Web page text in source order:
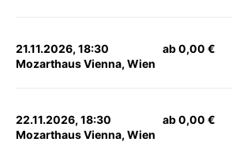
21.11.2026, 18:30
Mozarthaus Vienna, Wien
ab 0,00 €
22.11.2026, 18:30
Mozarthaus Vienna, Wien
ab 0,00 €